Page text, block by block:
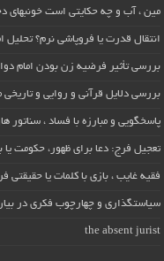
مین ، آب و چه حکایتی است خونبهای
انتقال قدرت یا فروپاشی نرم؟ تحلیل
بررسی تأثیر فرضیه زن بودن امام
بررسی دلایل قرآنی و روایی و
پاسخگویی و مبارزه با فساد ، سناتور
تعجیل فرج: دعا برای ظهور، حکومت
فقیه غایب ، بازی با کلمات یا
سیاستگذاری و چهارچوب فکری در
the absent jurist